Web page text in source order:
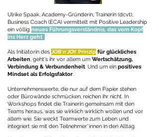
Ulrike Spaak, Academy-Gründerin, Trainerin (dcvt),
Business Coach (ECA) vermittelt mit Positive Leadership
ein völlig neues Führungsverständnis, das vom Kopf
ins Herz geht
Als Initiatorin des JOB'n'JOY Prinzip für glückliches
Arbeiten , geht's ihr vor allem um Wertschätzung,
Verbindung & Verbundenheit . Und um ein positives
Mindset als Erfolgsfaktor
Unternehmenswerte, die nur auf dem Papier stehen
oder Bürowände schmücken, reichen ihr nicht. In
Workshops findet die Trainerin gemeinsam mit den
Teams heraus, was sie wirklich wirklich wollen und vor
allem wie. Sie weckt Teamwerte zum Leben und
integriert sie mit den Teilnehmer*innen in den Alltag.